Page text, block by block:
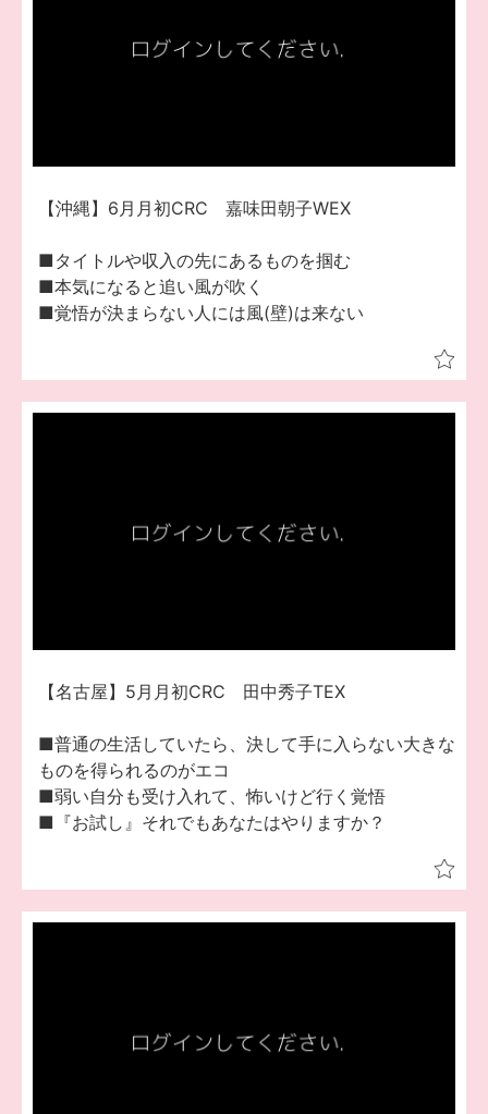
【沖縄】6月月初CRC 嘉味田朝子WEX
■タイトルや収入の先にあるものを掴む
■本気になると追い風が吹く
■覚悟が決まらない人には風(壁)は来ない
【名古屋】5月月初CRC 田中秀子TEX
■普通の生活していたら、決して手に入らない大きな
ものを得られるのがエコ
■弱い自分も受け入れて、怖いけど行く覚悟
■『お試し』それでもあなたはやりますか？